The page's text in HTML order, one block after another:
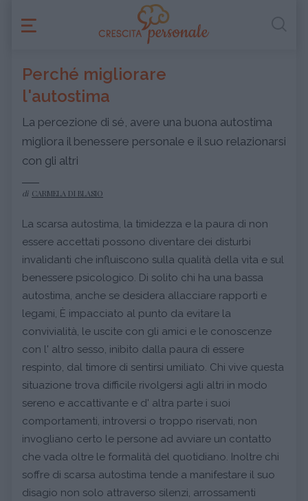
Perché migliorare
l'autostima
La percezione di sé, avere una buona autostima
migliora il benessere personale e il suo relazionarsi
con gli altri
di CARMELA DI BLASIO
La scarsa autostima, la timidezza e la paura di non
essere accettati possono diventare dei disturbi
invalidanti che influiscono sulla qualità della vita e sul
benessere psicologico. Di solito chi ha una bassa
autostima, anche se desidera allacciare rapporti e
legami, È impacciato al punto da evitare la
convivialità, le uscite con gli amici e le conoscenze
con l' altro sesso, inibito dalla paura di essere
respinto, dal timore di sentirsi umiliato. Chi vive questa
situazione trova difficile rivolgersi agli altri in modo
sereno e accattivante e d' altra parte i suoi
comportamenti, introversi o troppo riservati, non
invogliano certo le persone ad avviare un contatto
che vada oltre le formalità del quotidiano. Inoltre chi
soffre di scarsa autostima tende a manifestare il suo
disagio non solo attraverso silenzi, arrossamenti